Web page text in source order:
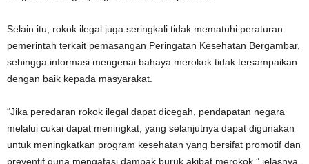
Selain itu, rokok ilegal juga seringkali tidak mematuhi peraturan
pemerintah terkait pemasangan Peringatan Kesehatan Bergambar,
sehingga informasi mengenai bahaya merokok tidak tersampaikan
dengan baik kepada masyarakat.
“Jika peredaran rokok ilegal dapat dicegah, pendapatan negara
melalui cukai dapat meningkat, yang selanjutnya dapat digunakan
untuk meningkatkan program kesehatan yang bersifat promotif dan
preventif guna mengatasi dampak buruk akibat merokok,” jelasnya.